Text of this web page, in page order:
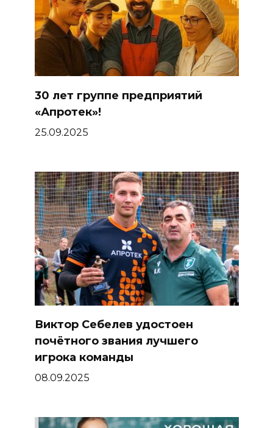
30 лет группе предприятий
«Апротек»!
25.09.2025
Виктор Себелев удостоен
почётного звания лучшего
игрока команды
08.09.2025